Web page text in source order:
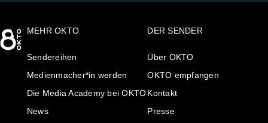
MEHR OKTO
Sendereihen
Medienmacher*in werden
Die Media Academy bei OKTO
News
DER SENDER
Über OKTO
OKTO empfangen
Kontakt
Presse